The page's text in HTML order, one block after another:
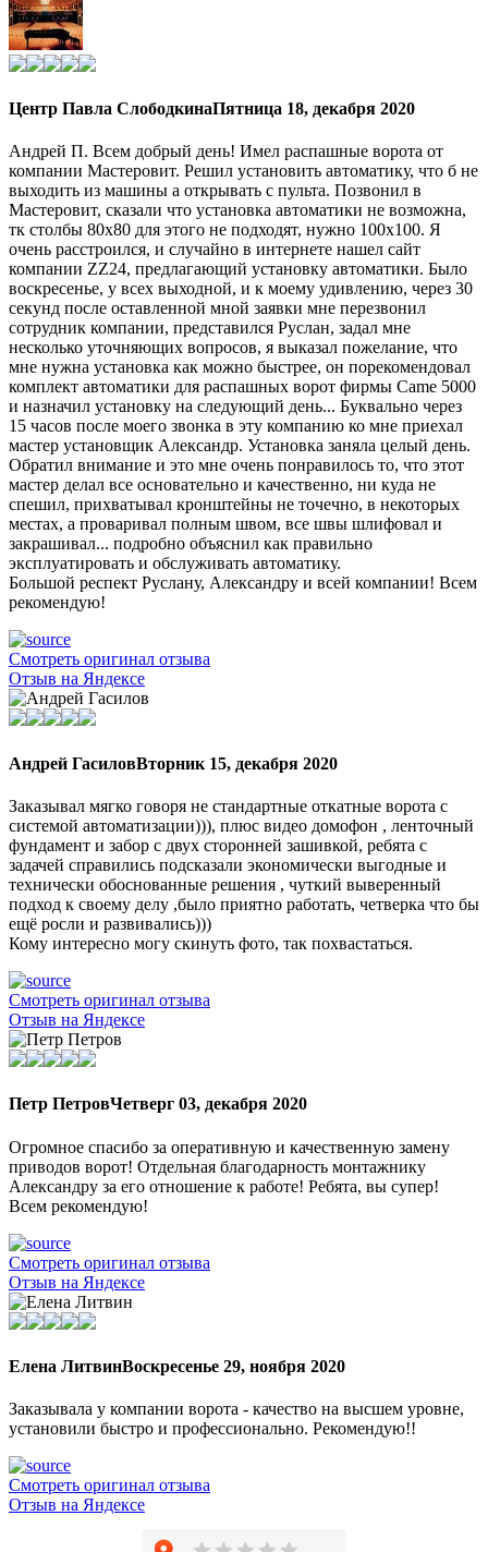
Центр Павла СлободкинаПятница 18, декабря 2020
Андрей П. Всем добрый день! Имел распашные ворота от
компании Мастеровит. Решил установить автоматику, что б не
выходить из машины а открывать с пульта. Позвонил в
Мастеровит, сказали что установка автоматики не возможна,
тк столбы 80х80 для этого не подходят, нужно 100х100. Я
очень расстроился, и случайно в интернете нашел сайт
компании ZZ24, предлагающий установку автоматики. Было
воскресенье, у всех выходной, и к моему удивлению, через 30
секунд после оставленной мной заявки мне перезвонил
сотрудник компании, представился Руслан, задал мне
несколько уточняющих вопросов, я выказал пожелание, что
мне нужна установка как можно быстрее, он порекомендовал
комплект автоматики для распашных ворот фирмы Came 5000
и назначил установку на следующий день... Буквально через
15 часов после моего звонка в эту компанию ко мне приехал
мастер установщик Александр. Установка заняла целый день.
Обратил внимание и это мне очень понравилось то, что этот
мастер делал все основательно и качественно, ни куда не
спешил, прихватывал кронштейны не точечно, в некоторых
местах, а проваривал полным швом, все швы шлифовал и
закрашивал... подробно объяснил как правильно
эксплуатировать и обслуживать автоматику.
Большой респект Руслану, Александру и всей компании! Всем
рекомендую!
Смотреть оригинал отзыва
Отзыв на Яндексе
Андрей ГасиловВторник 15, декабря 2020
Заказывал мягко говоря не стандартные откатные ворота с
системой автоматизации))), плюс видео домофон , ленточный
фундамент и забор с двух сторонней зашивкой, ребята с
задачей справились подсказали экономически выгодные и
технически обоснованные решения , чуткий выверенный
подход к своему делу ,было приятно работать, четверка что бы
ещё росли и развивались)))
Кому интересно могу скинуть фото, так похвастаться.
Смотреть оригинал отзыва
Отзыв на Яндексе
Петр ПетровЧетверг 03, декабря 2020
Огромное спасибо за оперативную и качественную замену
приводов ворот! Отдельная благодарность монтажнику
Александру за его отношение к работе! Ребята, вы супер!
Всем рекомендую!
Смотреть оригинал отзыва
Отзыв на Яндексе
Елена ЛитвинВоскресенье 29, ноября 2020
Заказывала у компании ворота - качество на высшем уровне,
установили быстро и профессионально. Рекомендую!!
Смотреть оригинал отзыва
Отзыв на Яндексе